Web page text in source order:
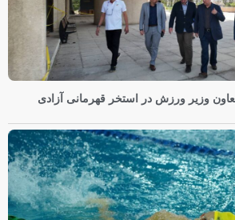
وزیر ورزش در استخر قهرمانی آزادی